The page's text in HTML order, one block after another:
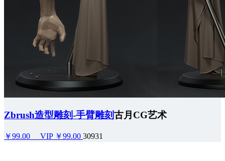
Zbrush造型雕刻-手臂雕刻古月CG艺术
￥99.00 VIP ￥99.00 30931